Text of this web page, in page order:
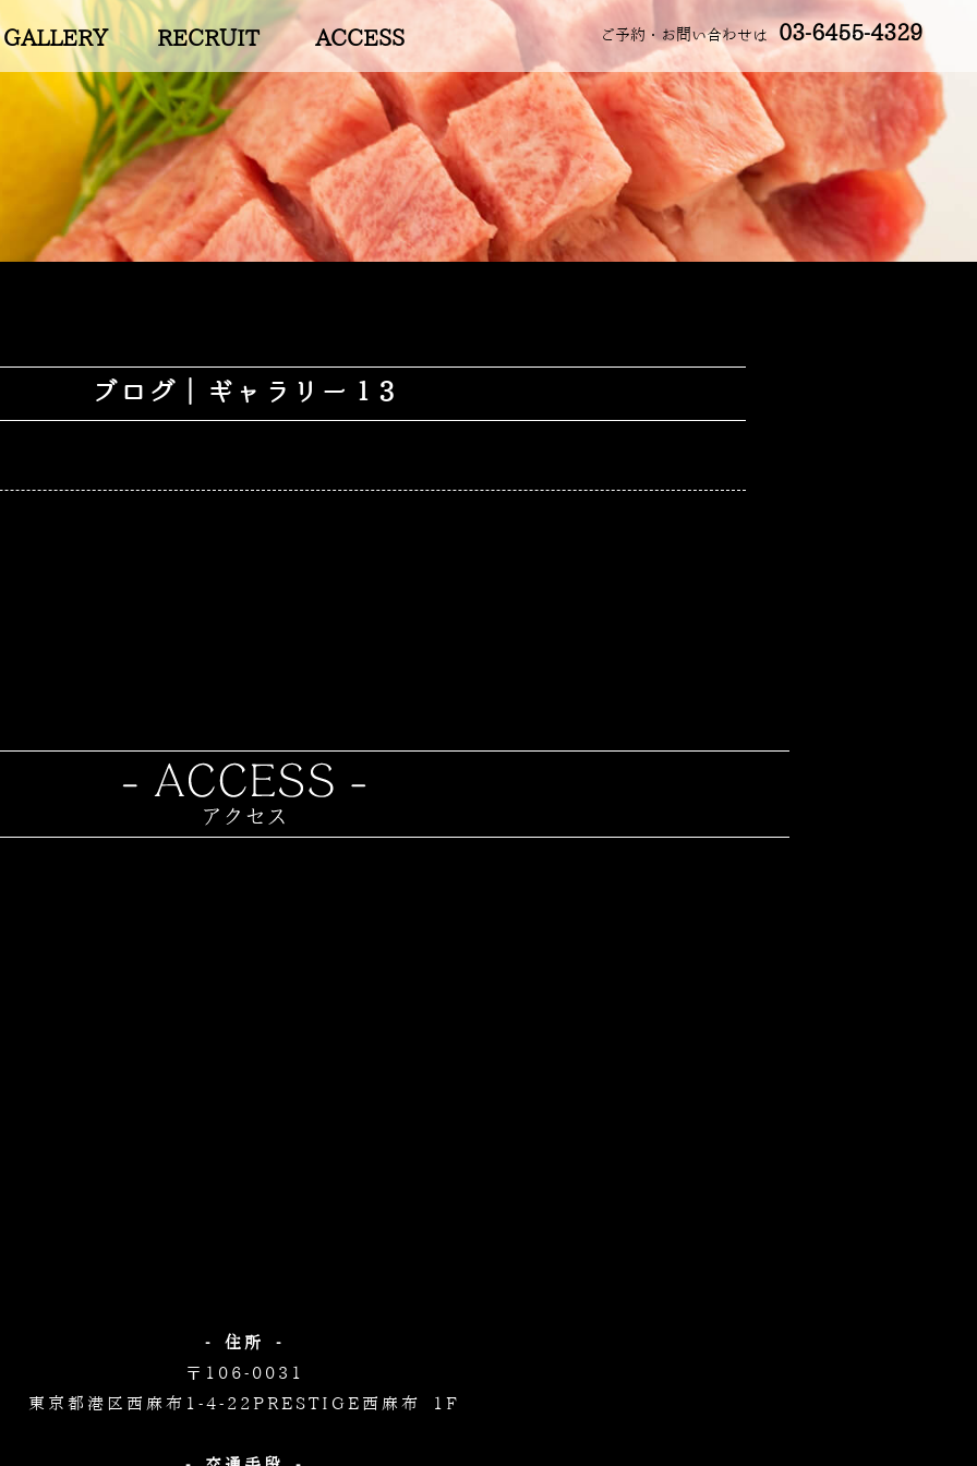
GALLERY RECRUIT ACCESS ご予約・お問い合わせは 03-6455-4329
ブログ｜ギャラリー１3
- 住所 -
〒106-0031
東京都港区西麻布1-4-22PRESTIGE西麻布 1F